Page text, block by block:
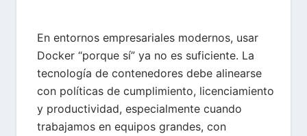
En entornos empresariales modernos, usar
Docker “porque sí” ya no es suficiente. La
tecnología de contenedores debe alinearse
con políticas de cumplimiento, licenciamiento
y productividad, especialmente cuando
trabajamos en equipos grandes, con